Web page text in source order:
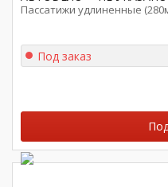
Пассатижи удлиненные
Под заказ